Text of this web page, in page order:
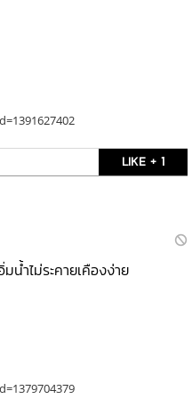
LIKE + 1
ำไม่ระคายเคืองง่าย